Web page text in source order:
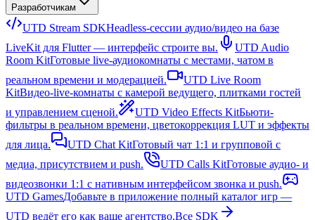
Разработчикам
UTD Stream SDKHeadless-сессии аудио/видео на базе
LiveKit для Flutter — интерфейс строите вы.
UTD Audio
Room KitГотовые live-аудиокомнаты с местами, чатом в
реальном времени и модерацией.
UTD Live Room
KitВидео-live-комнаты с камерой ведущего, плитками гостей
и управлением сценой.
UTD Video Effects KitБьюти-
фильтры в реальном времени, цветокоррекция LUT и эффекты
для лица.
UTD Chat KitГотовый чат 1:1 и групповой с
медиа, присутствием и push.
UTD Calls KitГотовые аудио- и
видеозвонки 1:1 с нативным интерфейсом звонка и push.
UTD GamesДобавьте в приложение полный каталог игр —
UTD ведёт его как ваше агентство.Все SDK